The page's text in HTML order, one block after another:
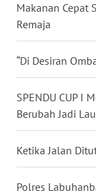
Makanan Cepat
Remaja
“Di Desiran
SPENDU CUP I
Berubah Jadi
Ketika Jalan
Polres
WN
SURABAYA
NATUNA
WN